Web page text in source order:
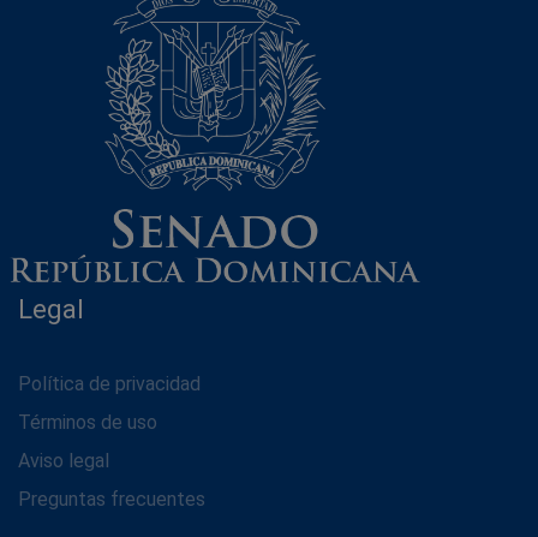
Legal
Política de privacidad
Términos de uso
Aviso legal
Preguntas frecuentes